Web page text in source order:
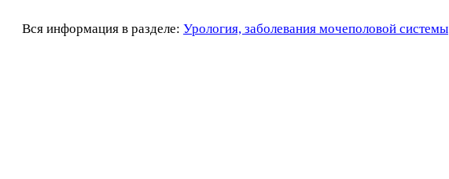
Вся информация в разделе: Урология, заболевания мочеполовой системы